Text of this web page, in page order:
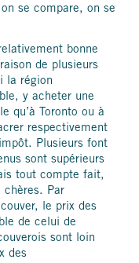
se compare, on se
bonne
de plusieurs
la région
y acheter une
qu’à Toronto ou à
respectivement
Plusieurs font
sont supérieurs
tout compte fait,
chères. Par
le prix des
de celui de
sont loin
des